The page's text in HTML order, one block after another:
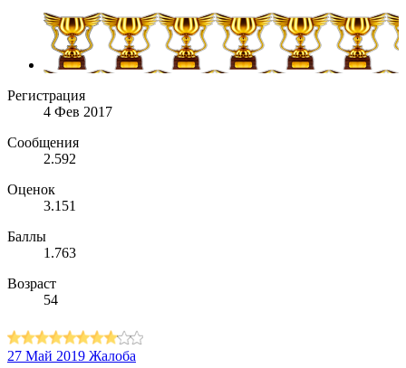
Регистрация
4 Фев 2017
Сообщения
2.592
Оценок
3.151
Баллы
1.763
Возраст
54
27 Май 2019 Жалоба